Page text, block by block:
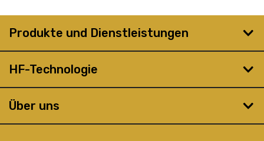
Produkte und Dienstleistungen
HF-Technologie
Über uns